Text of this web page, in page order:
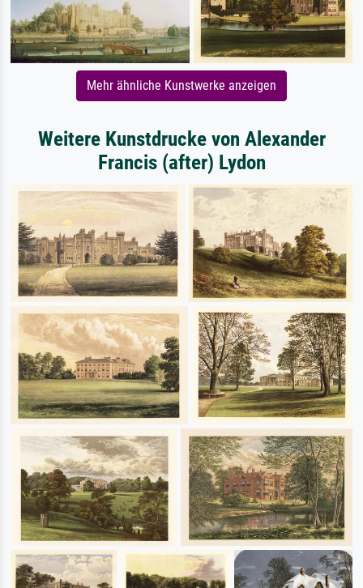
Mehr ähnliche Kunstwerke anzeigen
Weitere Kunstdrucke von Alexander
Francis (after) Lydon